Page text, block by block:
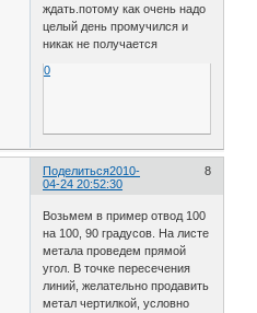
ждать.потому как очень надо
целый день промучился и
никак не получается
0
Поделиться 8
2010-
04-24 20:52:30
Возьмем в пример отвод 100
на 100, 90 градусов. На листе
метала проведем прямой
угол. В точке пересечения
линий, желательно продавить
метал чертилкой, условно